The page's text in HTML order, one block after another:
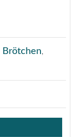
Brötchen,